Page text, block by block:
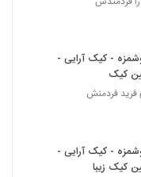
- کیک آرایی -
کیک
فردمنش
- کیک آرایی -
کیک زیبا